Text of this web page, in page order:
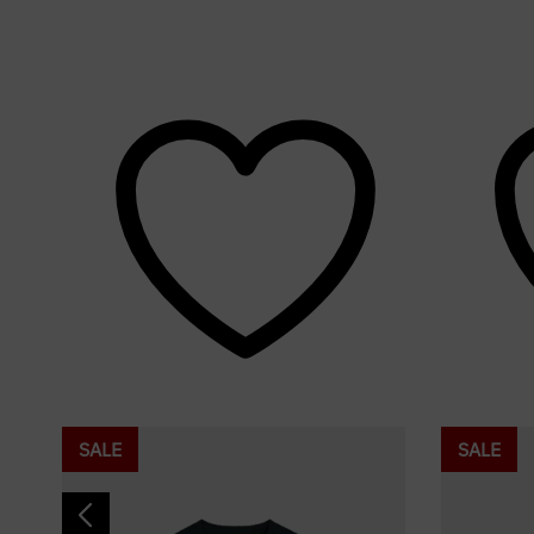
SALE SALE